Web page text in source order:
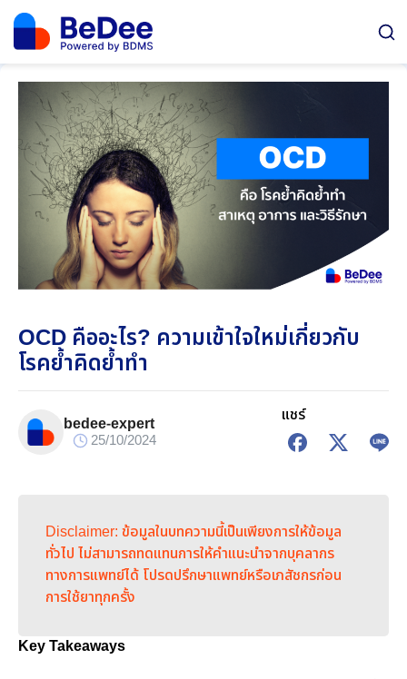
OCD คืออะไร? ความเข้าใจใหม่เกี่ยวกับ
โรคย้ำคิดย้ำทำ
bedee-expert
25/10/2024
แชร์
Disclaimer: ข้อมูลในบทความนี้เป็นเพียงการให้ข้อมูล
ทั่วไป ไม่สามารถทดแทนการให้คำแนะนำจากบุคลากร
ทางการแพทย์ได้ โปรดปรึกษาแพทย์หรือเภสัชกรก่อน
การใช้ยาทุกครั้ง
Key Takeaways